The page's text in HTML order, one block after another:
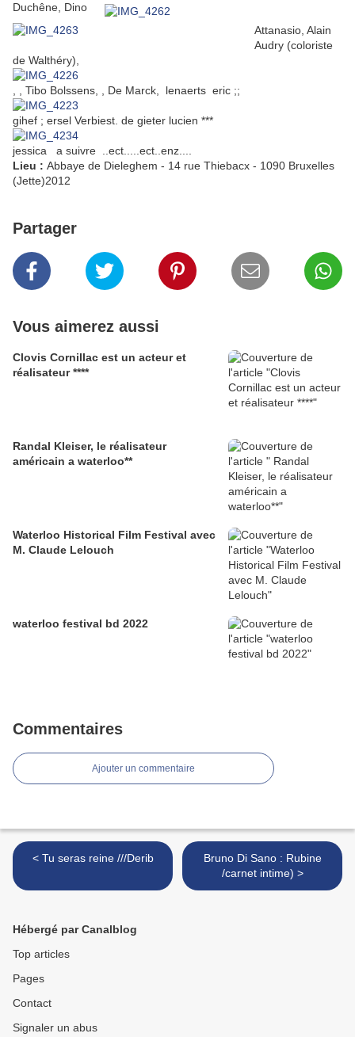
Duchêne, Dino
Attanasio, Alain
Audry (coloriste
de Walthéry),
, , Tibo Bolssens, , De Marck, lenaerts eric ;;
gihef ; ersel Verbiest. de gieter lucien ***
jessica a suivre ..ect.....ect..enz....
Lieu : Abbaye de Dieleghem - 14 rue Thiebacx - 1090 Bruxelles
(Jette)2012
Partager
Vous aimerez aussi
Clovis Cornillac est un acteur et
réalisateur ****
Randal Kleiser, le réalisateur
américain a waterloo**
Waterloo Historical Film Festival avec
M. Claude Lelouch
waterloo festival bd 2022
Commentaires
Ajouter un commentaire
< Tu seras reine ///Derib
Bruno Di Sano : Rubine
/carnet intime) >
Hébergé par Canalblog
Top articles
Pages
Contact
Signaler un abus